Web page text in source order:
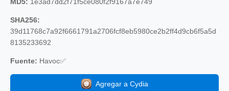
SHA256:
39d11768c7a92f6661791a2706fcf8eb5980ce2b2ff4d9cb6f5a5d
8135233692
Fuente: Havoc✅
Agregar a Cydia